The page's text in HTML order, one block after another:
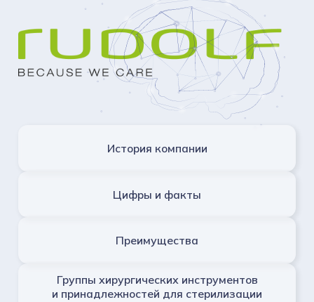
История компании
Цифры и факты
Преимущества
Группы хирургических инструментов
и принадлежностей для стерилизации